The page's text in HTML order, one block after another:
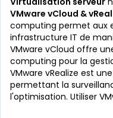
VMware vCloud &
computing permet aux
infrastructure IT de
VMware vCloud offre
computing pour la
VMware vRealize est
permettant la
l'optimisation. Utiliser